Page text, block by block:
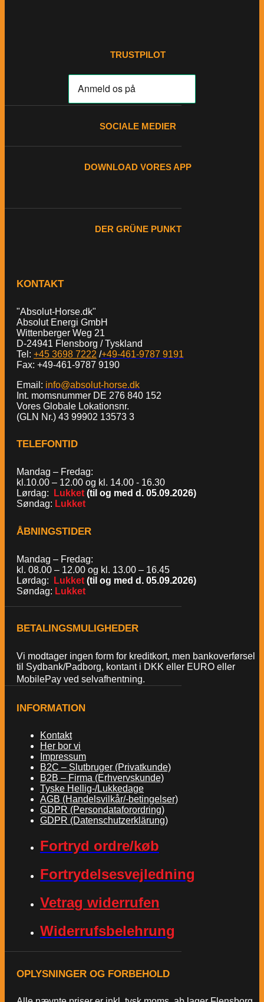
TRUSTPILOT
SOCIALE MEDIER
DOWNLOAD VORES APP
DER GRÜNE PUNKT
KONTAKT
"Absolut-Horse.dk"
Absolut Energi GmbH
Wittenberger Weg 21
D-24941 Flensborg / Tyskland
Tel: +45 3698 7222 /+49-461-9787 9191
Fax: +49-461-9787 9190
Email: info@absolut-horse.dk
Int. momsnummer DE 276 840 152
Vores Globale Lokationsnr.
(GLN Nr.) 43 99902 13573 3
TELEFONTID
Mandag – Fredag:
kl.10.00 – 12.00 og kl. 14.00 - 16.30
Lørdag:
Lukket (til og med d. 05.09.2026)
Søndag: Lukket
ÅBNINGSTIDER
Mandag – Fredag:
kl. 08.00 – 12.00 og kl. 13.00 – 16.45
Lørdag:
Lukket (til og med d. 05.09.2026)
Søndag: Lukket
BETALINGSMULIGHEDER
Vi modtager ingen form for kreditkort, men bankoverførsel
til Sydbank/Padborg, kontant i DKK eller EURO eller
MobilePay ved selvafhentning.
INFORMATION
Kontakt
Her bor vi
Impressum
B2C – Slutbruger (Privatkunde)
B2B – Firma (Erhvervskunde)
Tyske Hellig-/Lukkedage
AGB (Handelsvilkår/-betingelser)
GDPR (Persondataforordring)
GDPR (Datenschutzerklärung)
Fortryd ordre/køb
Fortrydelsesvejledning
Vetrag widerrufen
Widerrufsbelehrung
OPLYSNINGER OG FORBEHOLD